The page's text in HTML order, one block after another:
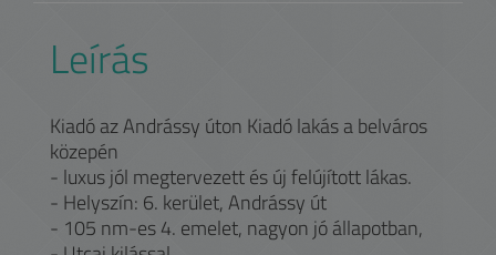
Leírás
Kiadó az Andrássy úton Kiadó lakás a belváros
közepén
- luxus jól megtervezett és új felújított lákas.
- Helyszín: 6. kerület, Andrássy út
- 105 nm-es 4. emelet, nagyon jó állapotban,